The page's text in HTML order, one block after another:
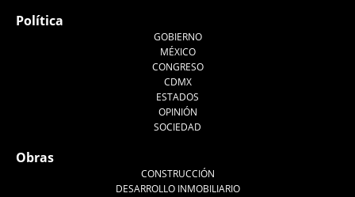
Política
GOBIERNO
MÉXICO
CONGRESO
CDMX
ESTADOS
OPINIÓN
SOCIEDAD
Obras
CONSTRUCCIÓN
DESARROLLO INMOBILIARIO